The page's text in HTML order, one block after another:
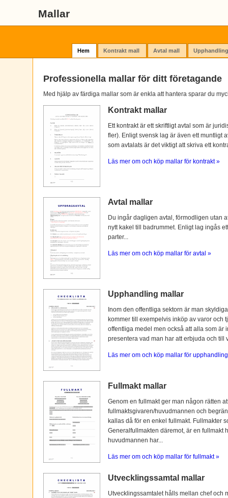
Mallar
Hem Kontrakt mall Avtal mall
Professionella mallar för ditt företagande
Med hjälp av färdiga mallar som är enkla att hantera sparar du
Kontrakt mallar
Ett kontrakt är ett skriftligt avtal som är
fler). Enligt svensk lag är även ett muntligt
som avtalats är det viktigt att skriva ett
Läs mer om och köp mallar för kontrakt »
Avtal mallar
Du ingår dagligen avtal, förmodligen utan
nytt kakel till badrummet. Enligt lag ingås
parter...
Läs mer om och köp mallar för avtal »
Upphandling mallar
Inom den offentliga sektorn är man
kommer till exempelvis inköp av varor och
offentliga medel men också att alla som är
presentera vad man har att erbjuda och till
Läs mer om och köp mallar för
Fullmakt mallar
Genom en fullmakt ger man någon rätten
fullmaktsgivaren/huvudmannen och
kallas då för en enkel fullmakt. Fullmakter
Generalfullmakten däremot, är en fullmakt
huvudmannen har...
Läs mer om och köp mallar för fullmakt »
Utvecklingssamtal mallar
Utvecklingssamtalet hålls mellan chef och